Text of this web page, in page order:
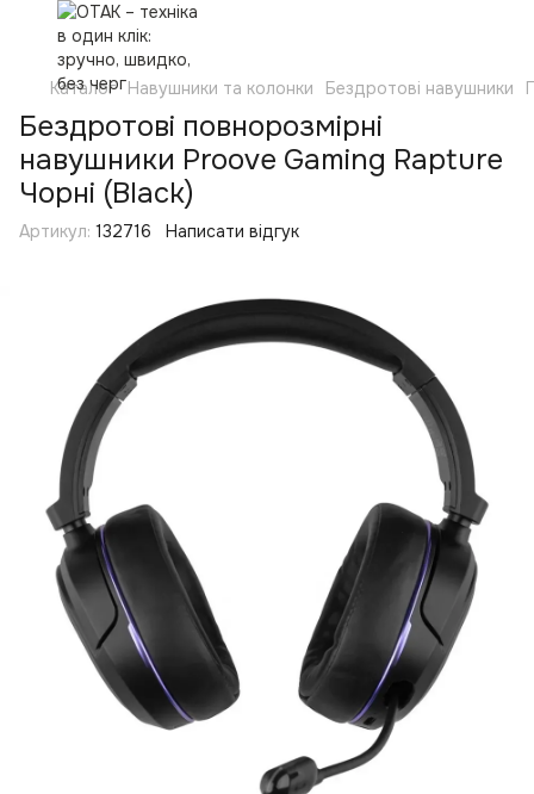
Каталог Навушники та колонки Бездротові навушники
Бездротові повнорозмірні
навушники Proove Gaming Rapture
Чорні (Black)
Артикул: 132716 Написати відгук